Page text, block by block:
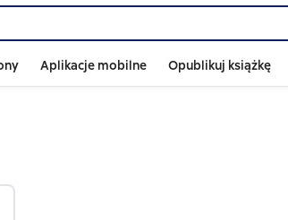
Aplikacje mobilne Opublikuj książkę